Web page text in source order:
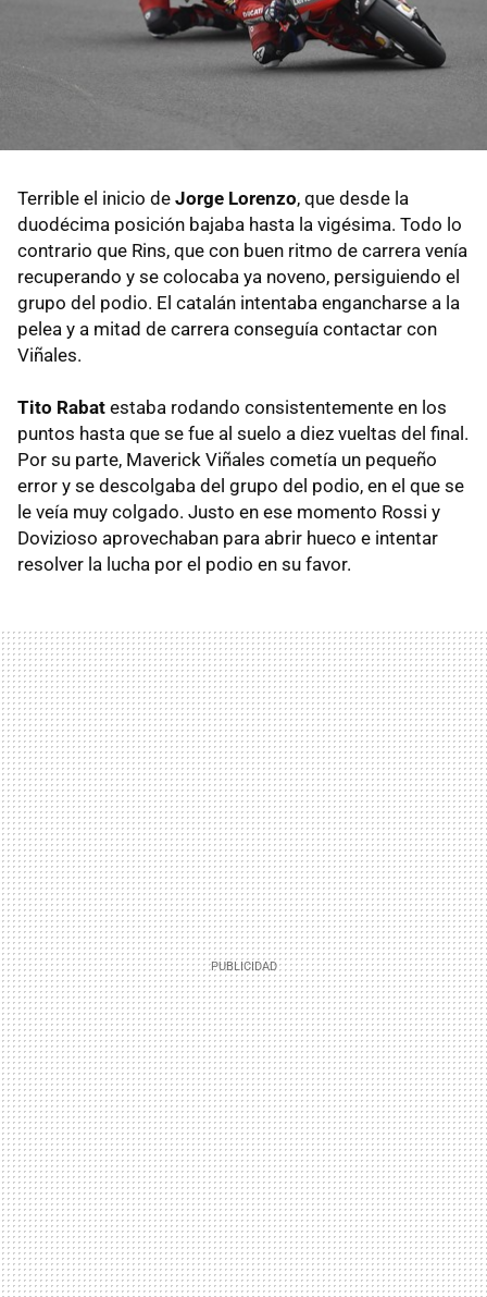
Terrible el inicio de Jorge Lorenzo, que desde la
duodécima posición bajaba hasta la vigésima. Todo lo
contrario que Rins, que con buen ritmo de carrera venía
recuperando y se colocaba ya noveno, persiguiendo el
grupo del podio. El catalán intentaba engancharse a la
pelea y a mitad de carrera conseguía contactar con
Viñales.
Tito Rabat estaba rodando consistentemente en los
puntos hasta que se fue al suelo a diez vueltas del final.
Por su parte, Maverick Viñales cometía un pequeño
error y se descolgaba del grupo del podio, en el que se
le veía muy colgado. Justo en ese momento Rossi y
Dovizioso aprovechaban para abrir hueco e intentar
resolver la lucha por el podio en su favor.